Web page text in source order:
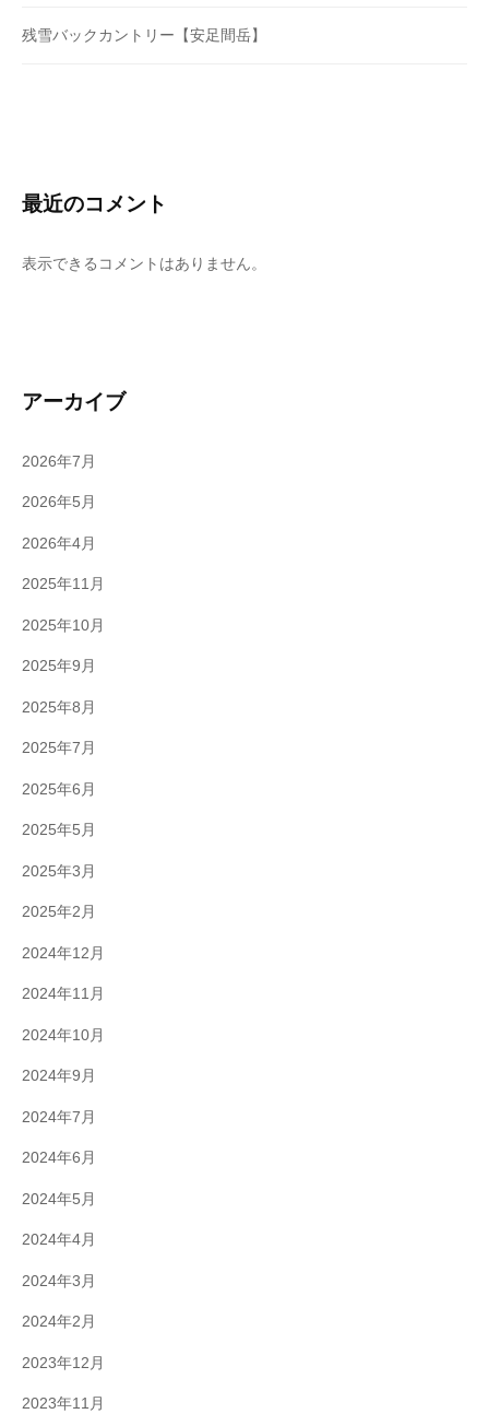
残雪バックカントリー【安足間岳】
最近のコメント
表示できるコメントはありません。
アーカイブ
2026年7月
2026年5月
2026年4月
2025年11月
2025年10月
2025年9月
2025年8月
2025年7月
2025年6月
2025年5月
2025年3月
2025年2月
2024年12月
2024年11月
2024年10月
2024年9月
2024年7月
2024年6月
2024年5月
2024年4月
2024年3月
2024年2月
2023年12月
2023年11月